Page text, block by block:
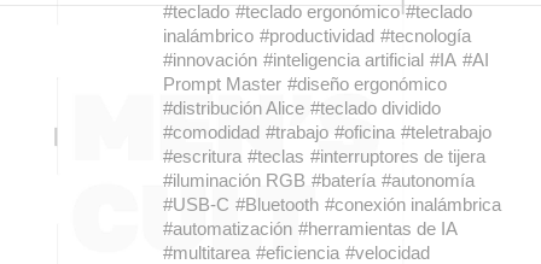
#teclado #teclado ergonómico #teclado
inalámbrico #productividad #tecnología
#innovación #inteligencia artificial #IA #AI
Prompt Master #diseño ergonómico
#distribución Alice #teclado dividido
#comodidad #trabajo #oficina #teletrabajo
#escritura #teclas #interruptores de tijera
#iluminación RGB #batería #autonomía
#USB-C #Bluetooth #conexión inalámbrica
#automatización #herramientas de IA
#multitarea #eficiencia #velocidad